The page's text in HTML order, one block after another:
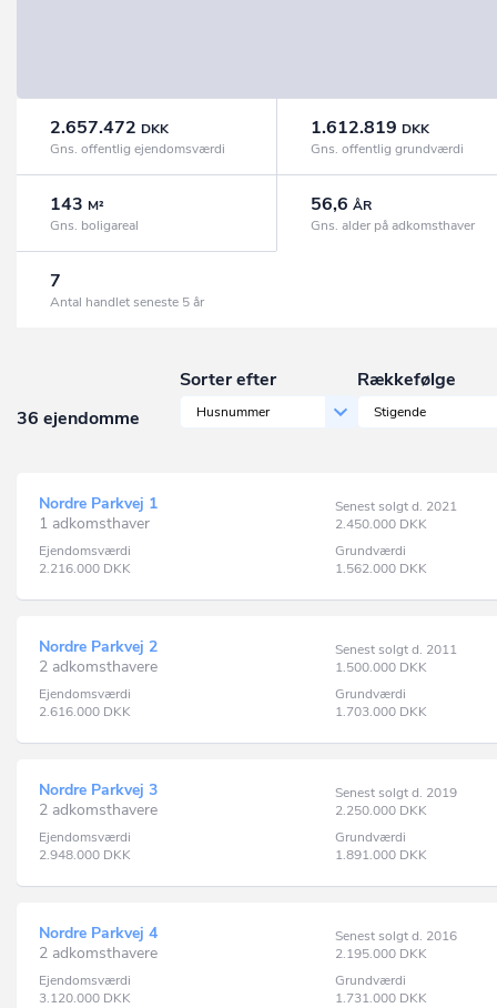
2.657.472 DKK
Gns. offentlig ejendomsværdi
1.612.819 DKK
Gns. offentlig grundværdi
143 M²
Gns. boligareal
56,6 ÅR
Gns. alder på adkomsthaver
7
Antal handlet seneste 5 år
36 ejendomme
Sorter efter
Husnummer
Rækkefølge
Stigende
Nordre Parkvej 1
1 adkomsthaver
Senest solgt d. 2021
2.450.000 DKK
Ejendomsværdi
2.216.000 DKK
Grundværdi
1.562.000 DKK
Nordre Parkvej 2
2 adkomsthavere
Senest solgt d. 2011
1.500.000 DKK
Ejendomsværdi
2.616.000 DKK
Grundværdi
1.703.000 DKK
Nordre Parkvej 3
2 adkomsthavere
Senest solgt d. 2019
2.250.000 DKK
Ejendomsværdi
2.948.000 DKK
Grundværdi
1.891.000 DKK
Nordre Parkvej 4
2 adkomsthavere
Senest solgt d. 2016
2.195.000 DKK
Ejendomsværdi
3.120.000 DKK
Grundværdi
1.731.000 DKK